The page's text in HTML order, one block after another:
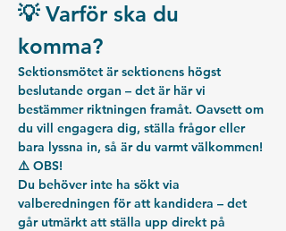
💡 Varför ska du
komma?
Sektionsmötet är sektionens högst
beslutande organ – det är här vi
bestämmer riktningen framåt. Oavsett om
du vill engagera dig, ställa frågor eller
bara lyssna in, så är du varmt välkommen!
⚠️ OBS!
Du behöver inte ha sökt via
valberedningen för att kandidera – det
går utmärkt att ställa upp direkt på